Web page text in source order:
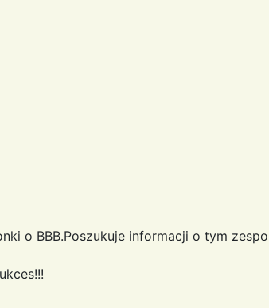
o BBB.Poszukuje informacji o tym